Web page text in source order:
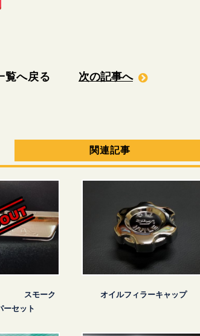
覧へ戻る 次の記事へ
関連記事
スモーク
ーセット
オイルフィラーキャップ